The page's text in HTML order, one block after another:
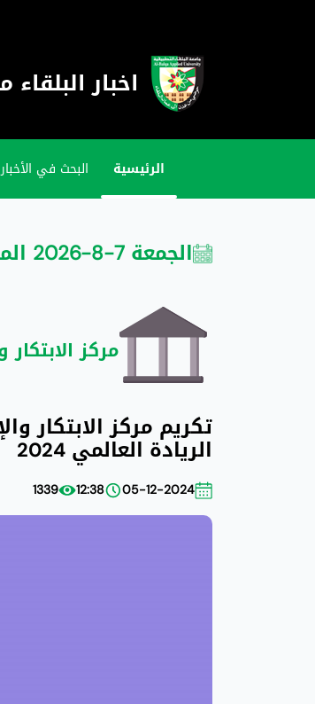
اخبار البلقاء
الرئيسية البحث في الأخبار
الجمعة 7-8-2026 الموافق 23 صفر 1448
مركز الابتكار
تكريم مركز الابتكار
الريادة العالمي 2024
05-12-2024
12:38
1339